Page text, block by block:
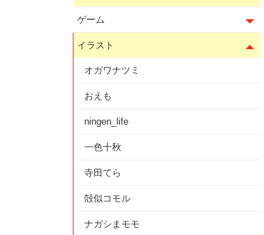
ゲーム
イラスト
オガワナツミ
おえも
ningen_life
一色十秋
寺田てら
殻似コモル
ナガシまモモ